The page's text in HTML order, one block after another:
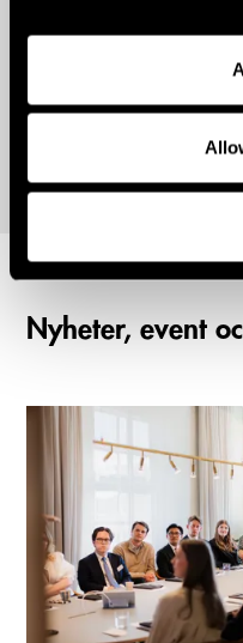
Senior Associate |
Nyheter, event